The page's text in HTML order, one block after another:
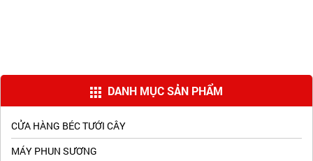
DANH MỤC SẢN PHẨM
CỬA HÀNG BÉC TƯỚI CÂY
MÁY PHUN SƯƠNG